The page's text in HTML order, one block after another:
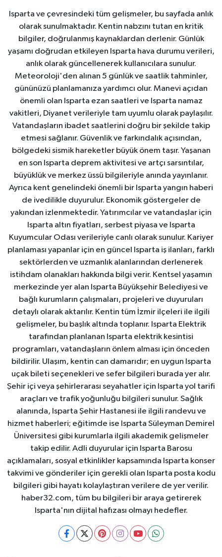
Isparta ve çevresindeki tüm gelişmeler, bu sayfada anlık
olarak sunulmaktadır. Kentin nabzını tutan en kritik
bilgiler, doğrulanmış kaynaklardan derlenir. Günlük
yaşamı doğrudan etkileyen Isparta hava durumu verileri,
anlık olarak güncellenerek kullanıcılara sunulur.
Meteoroloji'den alınan 5 günlük ve saatlik tahminler,
gününüzü planlamanıza yardımcı olur. Manevi açıdan
önemli olan Isparta ezan saatleri ve Isparta namaz
vakitleri, Diyanet verileriyle tam uyumlu olarak paylaşılır.
Vatandaşların ibadet saatlerini doğru bir şekilde takip
etmesi sağlanır. Güvenlik ve farkındalık açısından,
bölgedeki sismik hareketler büyük önem taşır. Yaşanan
en son Isparta deprem aktivitesi ve artçı sarsıntılar,
büyüklük ve merkez üssü bilgileriyle anında yayınlanır.
Ayrıca kent genelindeki önemli bir Isparta yangın haberi
de ivedilikle duyurulur. Ekonomik göstergeler de
yakından izlenmektedir. Yatırımcılar ve vatandaşlar için
Isparta altın fiyatları, serbest piyasa ve Isparta
Kuyumcular Odası verileriyle canlı olarak sunulur. Kariyer
planlaması yapanlar için en güncel Isparta iş ilanları, farklı
sektörlerden ve uzmanlık alanlarından derlenerek
istihdam olanakları hakkında bilgi verir. Kentsel yaşamın
merkezinde yer alan Isparta Büyükşehir Belediyesi ve
bağlı kurumların çalışmaları, projeleri ve duyuruları
detaylı olarak aktarılır. Kentin tüm İzmir ilçeleri ile ilgili
gelişmeler, bu başlık altında toplanır. Isparta Elektrik
tarafından planlanan Isparta elektrik kesintisi
programları, vatandaşların önlem alması için önceden
bildirilir. Ulaşım, kentin can damarıdır; en uygun Isparta
uçak bileti seçenekleri ve sefer bilgileri burada yer alır.
Şehir içi veya şehirlerarası seyahatler için Isparta yol tarifi
araçları ve trafik yoğunluğu bilgileri sunulur. Sağlık
alanında, Isparta Şehir Hastanesi ile ilgili randevu ve
hizmet haberleri; eğitimde ise Isparta Süleyman Demirel
Üniversitesi gibi kurumlarla ilgili akademik gelişmeler
takip edilir. Adli duyurular için Isparta Barosu
açıklamaları, sosyal etkinlikler kapsamında Isparta konser
takvimi ve gönderiler için gerekli olan Isparta posta kodu
bilgileri gibi hayatı kolaylaştıran verilere de yer verilir.
haber32.com, tüm bu bilgileri bir araya getirerek
Isparta'nın dijital hafızası olmayı hedefler.